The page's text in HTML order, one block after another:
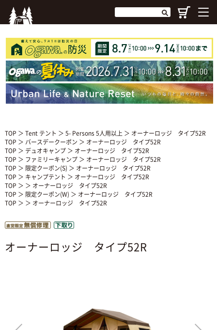
TOP ＞ Tent テント ＞ 5- Persons 5人用以上 ＞ オーナーロッジ タイプ52R
TOP ＞ バースデークーポン ＞ オーナーロッジ タイプ52R
TOP ＞ デュオキャンプ ＞ オーナーロッジ タイプ52R
TOP ＞ ファミリーキャンプ ＞ オーナーロッジ タイプ52R
TOP ＞ 限定クーポン(S) ＞ オーナーロッジ タイプ52R
TOP ＞ キャンプテント ＞ オーナーロッジ タイプ52R
TOP ＞ ＞ オーナーロッジ タイプ52R
TOP ＞ 限定クーポン(W) ＞ オーナーロッジ タイプ52R
TOP ＞ ＞ オーナーロッジ タイプ52R
オーナーロッジ タイプ52R